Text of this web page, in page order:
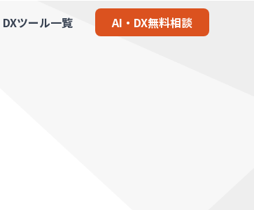
ツール一覧 AI・DX無料相談